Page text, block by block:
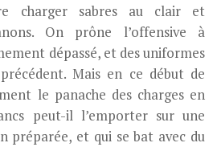
charger sabres au clair et
On prône l’offensive à
dépassé, et des uniformes
Mais en ce début de
le panache des charges en
peut-il l’emporter sur une
préparée, et qui se bat avec du